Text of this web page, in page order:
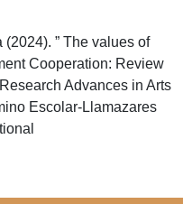
” The values of
Cooperation: Review
Advances in Arts
Escolar-Llamazares